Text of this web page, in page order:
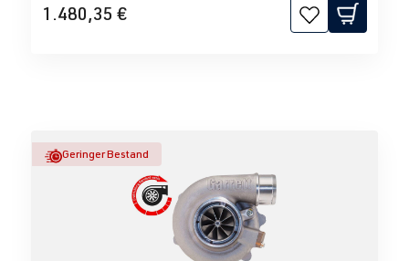
1.480,35 €
Geringer Bestand